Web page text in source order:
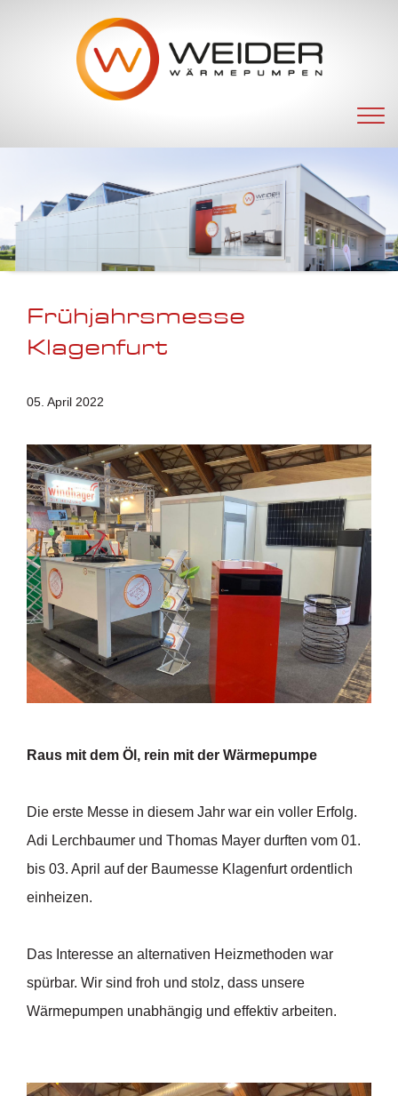
überspringen
Frühjahrsmesse
Klagenfurt
05. April 2022
Raus mit dem Öl, rein mit der Wärmepumpe
Die erste Messe in diesem Jahr war ein voller Erfolg.
Adi Lerchbaumer und Thomas Mayer durften vom 01.
bis 03. April auf der Baumesse Klagenfurt ordentlich
einheizen.
Das Interesse an alternativen Heizmethoden war
spürbar. Wir sind froh und stolz, dass unsere
Wärmepumpen unabhängig und effektiv arbeiten.